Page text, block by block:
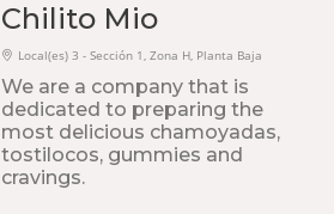
Chilito Mio
Local(es) 3 - Sección 1, Zona H, Planta Baja
We are a company that is
dedicated to preparing the
most delicious chamoyadas,
tostilocos, gummies and
cravings.